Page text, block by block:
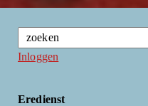
Inloggen
Eredienst